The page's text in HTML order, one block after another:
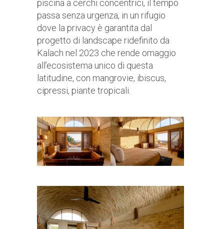
piscina a cerchi concentrici, il tempo
passa senza urgenza, in un rifugio
dove la privacy è garantita dal
progetto di landscape ridefinito da
Kalach nel 2023 che rende omaggio
all’ecosistema unico di questa
latitudine, con mangrovie, ibiscus,
cipressi, piante tropicali.